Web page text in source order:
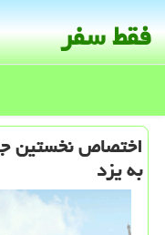
فقط سفر
اختصاص نخستین
به یزد